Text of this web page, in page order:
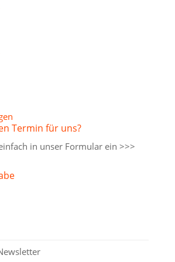
Termin für uns?
in unser Formular ein >>>